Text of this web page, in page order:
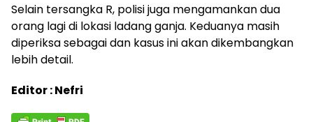
Selain tersangka R, polisi juga mengamankan dua
orang lagi di lokasi ladang ganja. Keduanya masih
diperiksa sebagai dan kasus ini akan dikembangkan
lebih detail.
Editor : Nefri